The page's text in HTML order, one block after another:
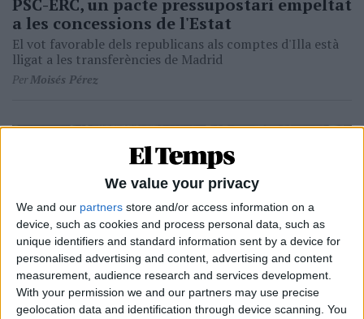
We value your privacy
We and our partners store and/or access information on a
device, such as cookies and process personal data, such as
unique identifiers and standard information sent by a device for
personalised advertising and content, advertising and content
measurement, audience research and services development.
With your permission we and our partners may use precise
geolocation data and identification through device scanning. You
a les concessions de l'Estat
El vot favorable dels republicans als comptes d'Illa està
lligat a les transferències de Madrid
PerMoisés Pérez